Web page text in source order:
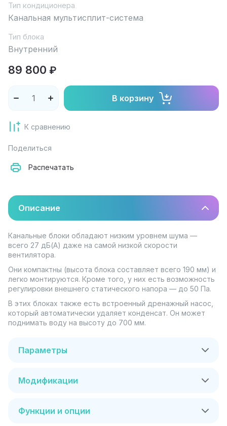
Тип кондиционера
Канальная мультисплит-система
Тип блока
Внутренний
89 800 ₽
В корзину
К сравнению
Поделиться
Распечатать
Описание
Канальные блоки обладают низким уровнем шума —
всего 27 дБ(А) даже на самой низкой скорости
вентилятора.
Они компактны (высота блока составляет всего 190 мм) и
легко монтируются. Кроме того, у них есть возможность
регулировки внешнего статического напора — до 50 Па.
В этих блоках также есть встроенный дренажный насос,
который автоматически удаляет конденсат. Он может
поднимать воду на высоту до 700 мм.
Параметры
Модификации
Функции и опции